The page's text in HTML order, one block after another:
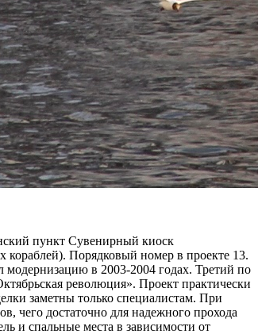
пункт Сувенирный киоск
кораблей). Порядковый номер в проекте 13.
в 2003-2004 годах. Третий по
революция». Проект практически
заметны только специалистам. При
чего достаточно для надежного прохода
и спальные места в зависимости от